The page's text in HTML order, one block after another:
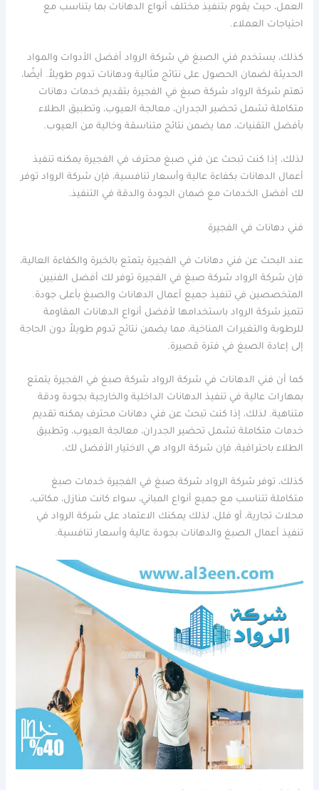
العمل، حيث يقوم بتنفيذ مختلف أنواع الدهانات بما يتناسب مع
احتياجات العملاء.
كذلك، يستخدم فني الصبغ في شركة الرواد أفضل الأدوات والمواد
الحديثة لضمان الحصول على نتائج مثالية ودهانات تدوم طويلاً. أيضًا،
تهتم شركة الرواد شركة صبغ في الفجيرة بتقديم خدمات دهانات
متكاملة تشمل تحضير الجدران، معالجة العيوب، وتطبيق الطلاء
بأفضل التقنيات، مما يضمن نتائج متناسقة وخالية من العيوب.
لذلك، إذا كنت تبحث عن فني صبغ محترف في الفجيرة يمكنه تنفيذ
أعمال الدهانات بكفاءة عالية وأسعار تنافسية، فإن شركة الرواد توفر
لك أفضل الخدمات مع ضمان الجودة والدقة في التنفيذ.
فني دهانات في الفجيرة
عند البحث عن فني دهانات في الفجيرة يتمتع بالخبرة والكفاءة العالية،
فإن شركة الرواد شركة صبغ في الفجيرة توفر لك أفضل الفنيين
المتخصصين في تنفيذ جميع أعمال الدهانات والصبغ بأعلى جودة.
تتميز شركة الرواد باستخدامها لأفضل أنواع الدهانات المقاومة
للرطوبة والتغيرات المناخية، مما يضمن نتائج تدوم طويلاً دون الحاجة
إلى إعادة الصبغ في فترة قصيرة.
كما أن فني الدهانات في شركة الرواد شركة صبغ في الفجيرة يتمتع
بمهارات عالية في تنفيذ الدهانات الداخلية والخارجية بجودة ودقة
متناهية. لذلك، إذا كنت تبحث عن فني دهانات محترف يمكنه تقديم
خدمات متكاملة تشمل تحضير الجدران، معالجة العيوب، وتطبيق
الطلاء باحترافية، فإن شركة الرواد هي الاختيار الأفضل لك.
كذلك، توفر شركة الرواد شركة صبغ في الفجيرة خدمات صبغ
متكاملة تتناسب مع جميع أنواع المباني، سواء كانت منازل، مكاتب،
محلات تجارية، أو فلل، لذلك يمكنك الاعتماد على شركة الرواد في
تنفيذ أعمال الصبغ والدهانات بجودة عالية وأسعار تنافسية.